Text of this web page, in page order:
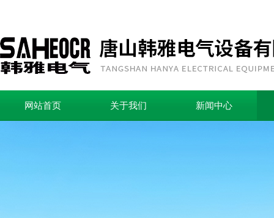
网站首页 关于我们 新闻中心